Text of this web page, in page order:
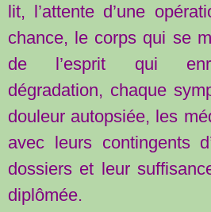
lit, l’attente d’une
chance, le corps qui se
de l’esprit qui
dégradation, chaque
douleur autopsiée, les
avec leurs contingents
dossiers et leur
diplômée.